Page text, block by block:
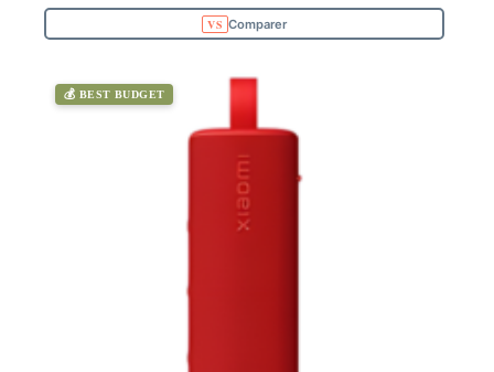
Comparer
💰 BEST BUDGET